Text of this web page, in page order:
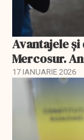
Avantajele
Mercosur.
17 IANUARIE 2026